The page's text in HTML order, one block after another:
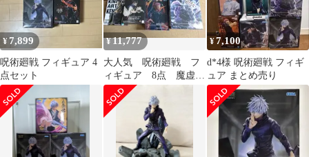
¥ 7,899
呪術廻戦 フィギュア 4
点セット
¥11,777
大人気 呪術廻戦 フ
ィギュア 8点 魔虚
羅 脹相 虎杖 日
車 羂索 五条 宿儺
¥7,100
d*4様 呪術廻戦 フィギ
ュア まとめ売り